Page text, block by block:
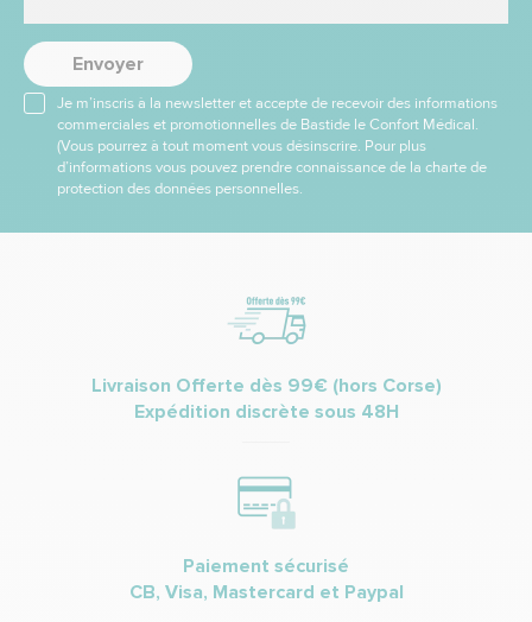
Envoyer
Je m’inscris à la newsletter et accepte de recevoir des informations
commerciales et promotionnelles de Bastide le Confort Médical.
(Vous pourrez à tout moment vous désinscrire. Pour plus
d’informations vous pouvez prendre connaissance de la charte de
protection des données personnelles.
Livraison Offerte dès 99€ (hors Corse)
Expédition discrète sous 48H
Paiement sécurisé
CB, Visa, Mastercard et Paypal